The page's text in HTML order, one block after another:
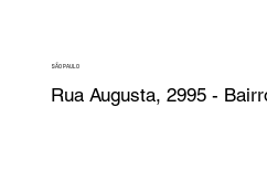
SÃO PAULO
Rua Augusta, 2995 -